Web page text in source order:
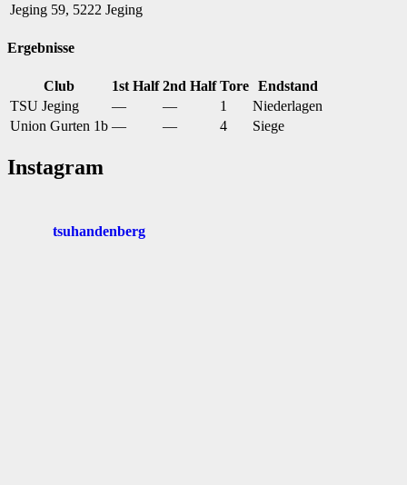
Jeging 59, 5222 Jeging
Ergebnisse
Club 1st Half 2nd Half Tore Endstand
TSU Jeging
— — 1
Niederlagen
Union Gurten 1b — — 4 Siege
Instagram
tsuhandenberg